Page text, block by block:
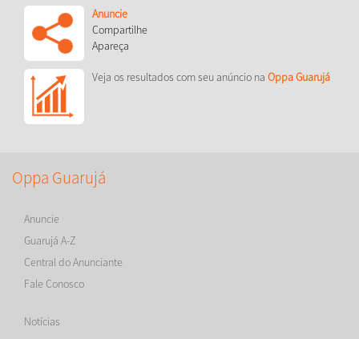
Anuncie
Compartilhe
Apareça
Veja os resultados com seu anúncio na Oppa Guarujá
Oppa Guarujá
Anuncie
Guarujá A-Z
Central do Anunciante
Fale Conosco
Notícias